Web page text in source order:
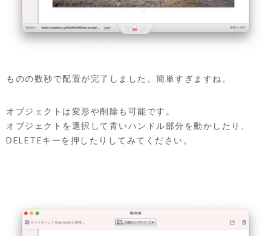
ものの数秒で配置が完了しました。簡単すぎますね。
オブジェクトは変形や削除も可能です。
オブジェクトを選択して青いハンドル部分を動かしたり、
DELETEキーを押したりしてみてください。